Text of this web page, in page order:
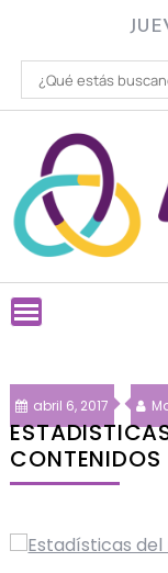
content
abril 6, 2017
CONTENIDOS